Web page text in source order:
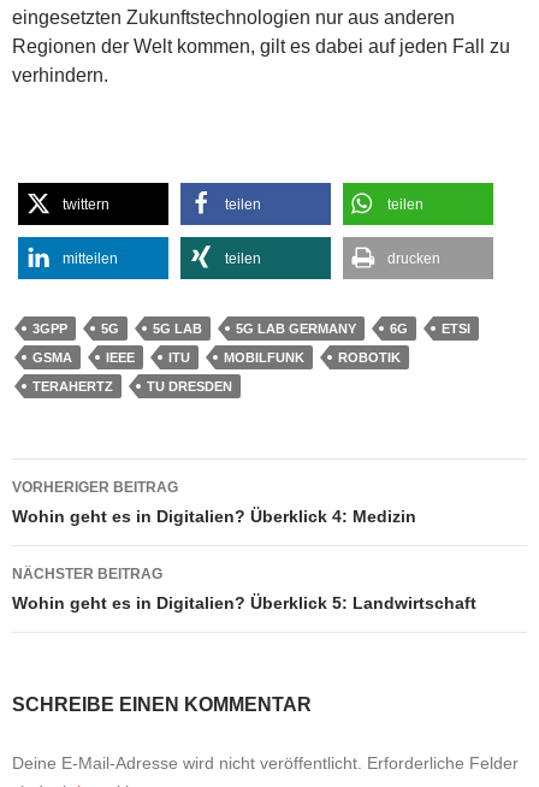
eingesetzten Zukunftstechnologien nur aus anderen
Regionen der Welt kommen, gilt es dabei auf jeden Fall zu
verhindern.
twittern teilen teilen
mitteilen teilen drucken
3GPP 5G 5G LAB 5G LAB GERMANY 6G
ETSI
GSMA
IEEE ITU MOBILFUNK
ROBOTIK
TERAHERTZ
TU DRESDEN
Beitragsnavigation
VORHERIGER BEITRAG
Wohin geht es in Digitalien? Überklick 4: Medizin
NÄCHSTER BEITRAG
Wohin geht es in Digitalien? Überklick 5: Landwirtschaft
SCHREIBE EINEN KOMMENTAR
Deine E-Mail-Adresse wird nicht veröffentlicht. Erforderliche Felder